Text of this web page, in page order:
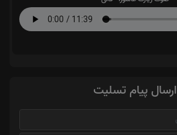
ارسال پیام تسلیت